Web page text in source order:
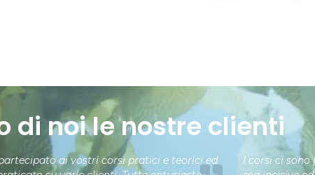
di noi le nostre clienti
ai vostri corsi pratici e teorici ed
I corsi ci